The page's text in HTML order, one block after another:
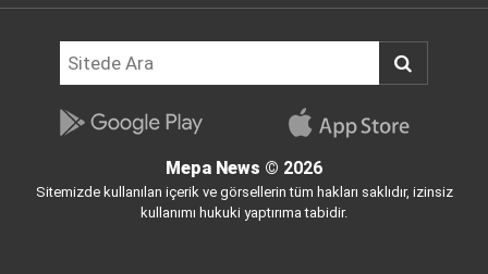
Mepa News © 2026
Sitemizde kullanılan içerik ve görsellerin tüm hakları saklıdır, izinsiz
kullanımı hukuki yaptırıma tabidir.